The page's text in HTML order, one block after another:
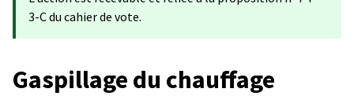
3-C du cahier de vote.
Gaspillage du chauffage